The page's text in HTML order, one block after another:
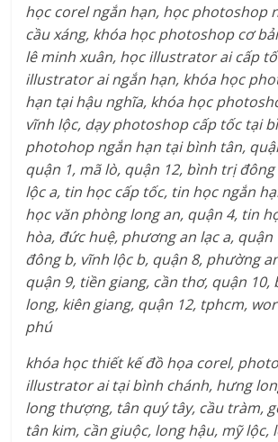
học corel ngắn hạn, học photoshop
cầu xáng, khóa học photoshop cơ
lê minh xuân, học illustrator ai cấp
illustrator ai ngắn hạn, khóa học
hạn tại hậu nghĩa, khóa học
vĩnh lộc, dạy photoshop cấp tốc tại
photohop ngắn hạn tại bình tân,
quận 1, mã lò, quận 12, bình trị
lộc a, tin học cấp tốc, tin học ngắn
học văn phòng long an, quận 4, tin
hòa, đức huệ, phương an lạc a,
đông b, vĩnh lộc b, quận 8, phường
quận 9, tiền giang, cần thơ, quận 10,
long, kiên giang, quận 12, tphcm,
phú
khóa học thiết kế đồ họa corel,
illustrator ai tại bình chánh, hưng
long thượng, tân quý tây, cầu tràm,
tân kim, cần giuộc, long hậu, mỹ lộc,